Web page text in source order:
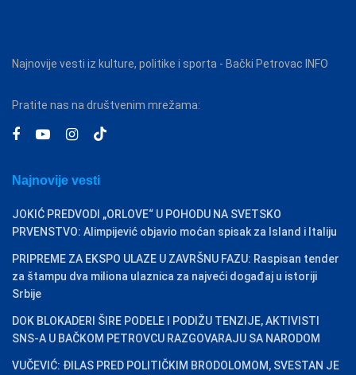
Najnovije vesti iz kulture, politike i sporta - Bački Petrovac INFO
Pratite nas na društvenim mrežama:
Najnovije vesti
JOKIĆ PREDVODI „ORLOVE“ U POHODU NA SVETSKO
PRVENSTVO: Alimpijević objavio moćan spisak za Island i Italiju
PRIPREME ZA EKSPO ULAZE U ZAVRŠNU FAZU: Raspisan tender
za štampu dva miliona ulaznica za najveći događaj u istoriji
Srbije
DOK BLOKADERI ŠIRE PODELE I PODIŽU TENZIJE, AKTIVISTI
SNS-A U BAČKOM PETROVCU RAZGOVARAJU SA NARODOM
VUČEVIĆ: ĐILAS PRED POLITIČKIM BRODOLOMOM, SVESTAN JE